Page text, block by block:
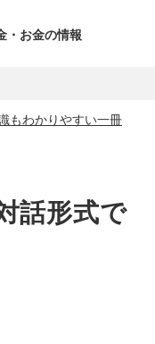
・お金の情報
もわかりやすい一冊
話形式で